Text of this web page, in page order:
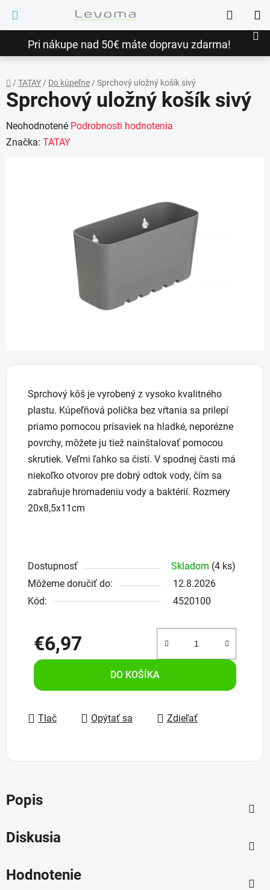
obsah
Pri nákupe nad 50€ máte dopravu zdarma!
Hľadať
Domov
/ TATAY/ Do kúpeľne/ Sprchový uložný košík sivý
Sprchový kôš je vyrobený z vysoko kvalitného
plastu. Kúpeľňová polička bez vŕtania sa prilepí
priamo pomocou prísaviek na hladké, neporézne
povrchy, môžete ju tiež nainštalovať pomocou
skrutiek. Veľmi ľahko sa čistí. V spodnej časti má
niekoľko otvorov pre dobrý odtok vody, čím sa
zabraňuje hromadeniu vody a baktérií. Rozmery
20x8,5x11cm
Dostupnosť Skladom (4 ks)
Môžeme doručiť do:
12.8.2026
Kód:
4520100
€6,97
Jednotková cena:
DO KOŠÍKA
Tlač Opýtať sa Zdieľať
Sprchový uložný košík sivý
Priemerné
hodnotenie
Neohodnotené Podrobnosti hodnotenia
Značka: TATAY
Popis
Diskusia
Hodnotenie